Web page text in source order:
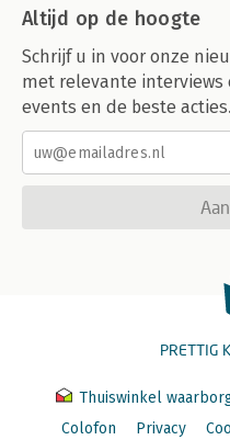
Altijd op de hoogte
Schrijf u in voor onze
met relevante interviews
events en de beste acties.
PRETTIG
Thuiswinkel
Colofon
Privacy